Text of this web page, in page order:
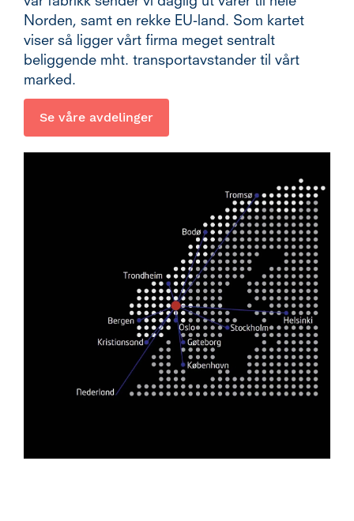
Norden, samt en rekke EU-land. Som kartet
viser så ligger vårt firma meget sentralt
beliggende mht. transportavstander til vårt
marked.
Se våre avdelinger